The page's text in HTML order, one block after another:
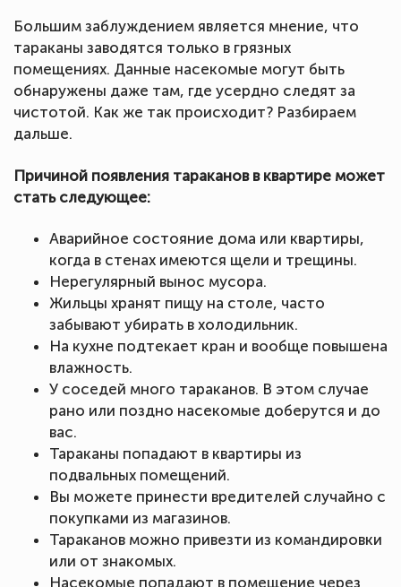
Большим заблуждением является мнение, что
тараканы заводятся только в грязных
помещениях. Данные насекомые могут быть
обнаружены даже там, где усердно следят за
чистотой. Как же так происходит? Разбираем
дальше.
Причиной появления тараканов в квартире может
стать следующее:
Аварийное состояние дома или квартиры,
когда в стенах имеются щели и трещины.
Нерегулярный вынос мусора.
Жильцы хранят пищу на столе, часто
забывают убирать в холодильник.
На кухне подтекает кран и вообще повышена
влажность.
У соседей много тараканов. В этом случае
рано или поздно насекомые доберутся и до
вас.
Тараканы попадают в квартиры из
подвальных помещений.
Вы можете принести вредителей случайно с
покупками из магазинов.
Тараканов можно привезти из командировки
или от знакомых.
Насекомые попадают в помещение через